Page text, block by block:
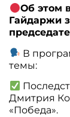
Об этом
Гайдаржи
В
темы:
Дмитрия
«Победа».